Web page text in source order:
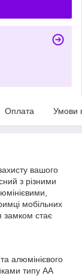
Оплата Умови
вашого
з різними
мобільних
замком стає
алюмінієвого
типу AA